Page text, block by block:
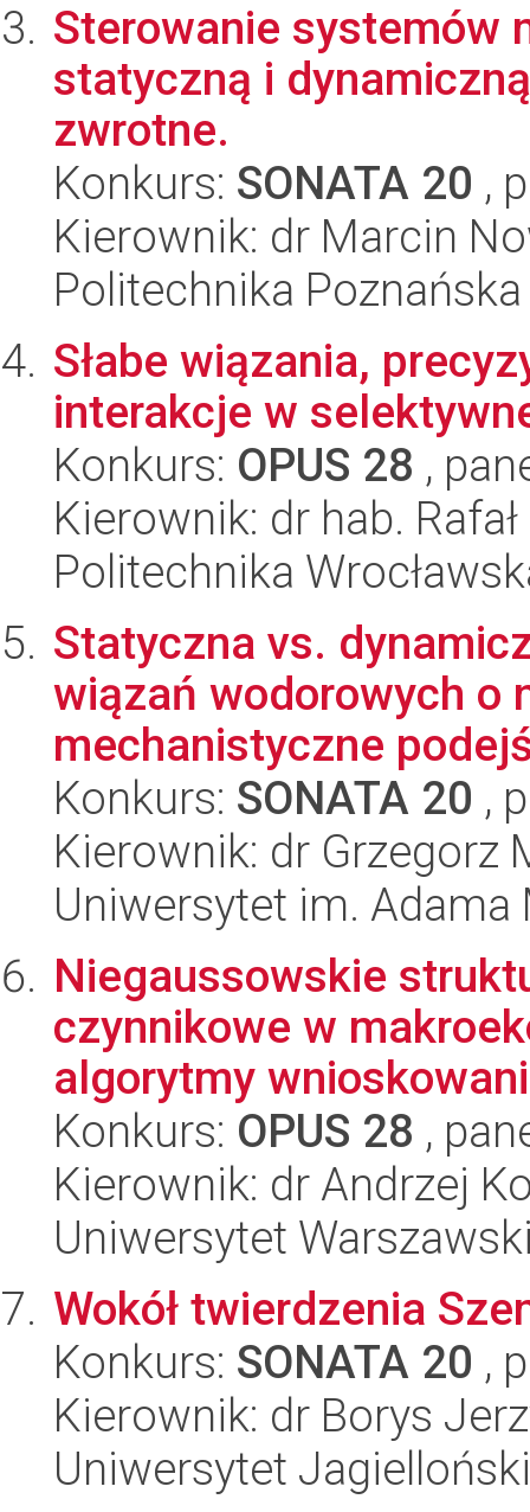
Sterowanie systemów
statyczną i
zwrotne.
Konkurs: SONATA 20 ,
Kierownik: dr Marcin
Politechnika Poznańska
Słabe wiązania,
interakcje w
Konkurs: OPUS 28 ,
Kierownik: dr hab.
Politechnika
Statyczna vs.
wiązań wodorowych o
mechanistyczne
Konkurs: SONATA 20 ,
Kierownik: dr Grzegorz
Uniwersytet im.
Niegaussowskie
czynnikowe w
algorytmy
Konkurs: OPUS 28 ,
Kierownik: dr Andrzej
Uniwersytet
Wokół twierdzenia
Konkurs: SONATA 20 ,
Kierownik: dr Borys
Uniwersytet Jagielloński